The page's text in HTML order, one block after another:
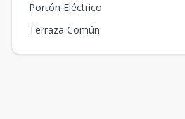
Portón Eléctrico
Terraza Común